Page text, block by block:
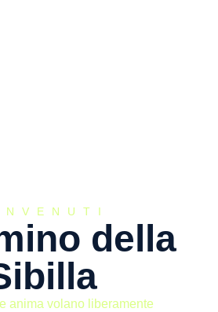
della
anima volano liberamente